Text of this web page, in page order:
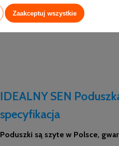
IDEALNY SEN
specyfikacja
Poduszki są szyte w Polsce,
Zaakceptuj wszystkie